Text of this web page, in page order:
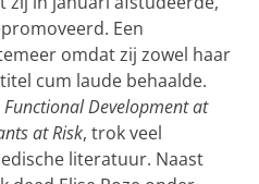
Een
omdat zij zowel haar
cum laude behaalde.
Functional Development at
at Risk, trok veel
literatuur. Naast